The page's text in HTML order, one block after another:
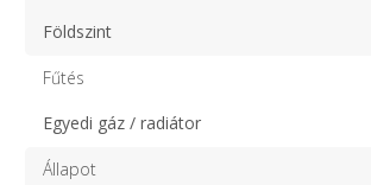
Földszint
Fűtés
Egyedi gáz / radiátor
Állapot